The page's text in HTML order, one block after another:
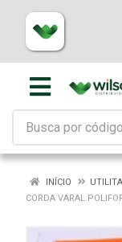
INÍCIO
CORDA VARAL